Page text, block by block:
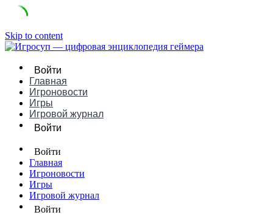
Skip to content
Войти
Главная
Игроновости
Игры
Игровой журнал
Войти
Войти
Главная
Игроновости
Игры
Игровой журнал
Войти